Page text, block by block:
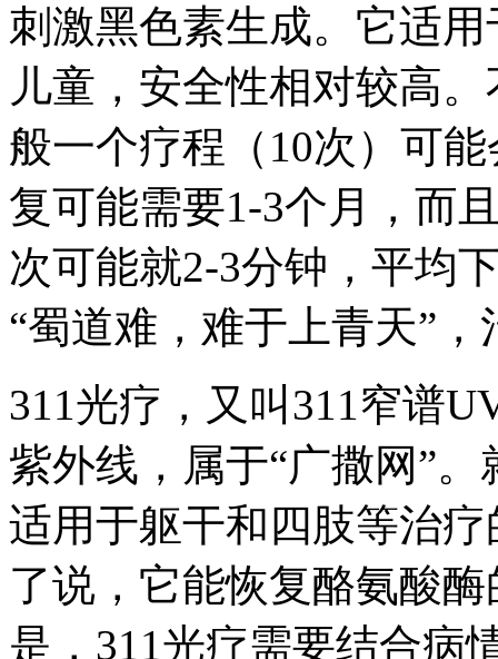
刺激黑色素生成。它适
儿童，安全性相对较高
般一个疗程（10次）可
复可能需要1-3个月，而
次可能就2-3分钟，平均
“蜀道难，难于上青天”
311光疗，又叫311窄谱
紫外线，属于“广撒网”
适用于躯干和四肢等治
了说，它能恢复酪氨酸
是，311光疗需要结合病